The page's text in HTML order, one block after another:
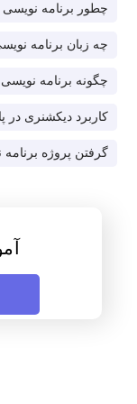
چطور برنامه نویسی
چه زبان برنامه
چگونه برنامه
کاربرد دیکشنری در
گرفتن پروژه